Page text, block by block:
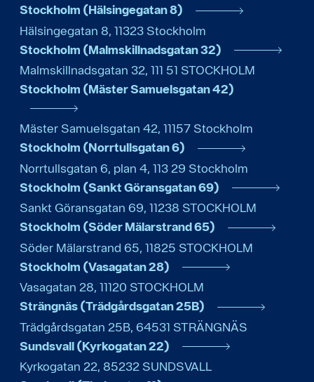
Stockholm (Hälsingegatan 8)
Hälsingegatan 8, 11323 Stockholm
Stockholm (Malmskillnadsgatan 32)
Malmskillnadsgatan 32, 111 51 STOCKHOLM
Stockholm (Mäster Samuelsgatan 42)
Mäster Samuelsgatan 42, 11157 Stockholm
Stockholm (Norrtullsgatan 6)
Norrtullsgatan 6, plan 4, 113 29 Stockholm
Stockholm (Sankt Göransgatan 69)
Sankt Göransgatan 69, 11238 STOCKHOLM
Stockholm (Söder Mälarstrand 65)
Söder Mälarstrand 65, 11825 STOCKHOLM
Stockholm (Vasagatan 28)
Vasagatan 28, 11120 STOCKHOLM
Strängnäs (Trädgårdsgatan 25B)
Trädgårdsgatan 25B, 64531 STRÄNGNÄS
Sundsvall (Kyrkogatan 22)
Kyrkogatan 22, 85232 SUNDSVALL